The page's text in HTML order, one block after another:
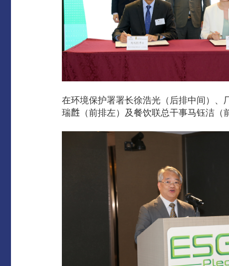
在环境保护署署长徐浩光（后排中间）
瑞𪊟（前排左）及餐饮联总干事马钰洁（